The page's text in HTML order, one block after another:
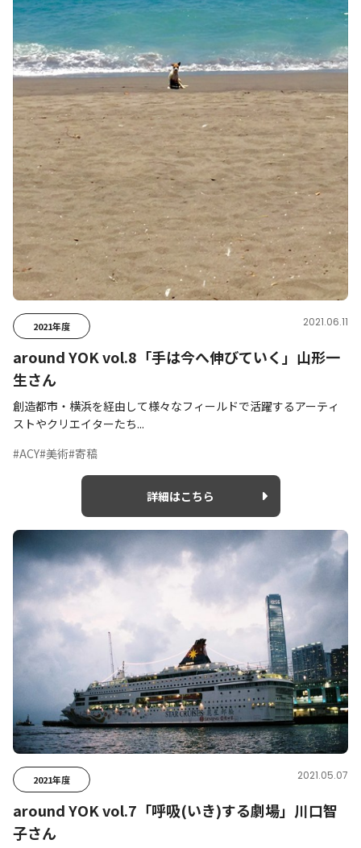
2021年度 2021.06.11
around YOK vol.8「手は今へ伸びていく」山形一
生さん
創造都市・横浜を経由して様々なフィールドで活躍するアーティ
ストやクリエイターたち...
#ACY#美術#寄稿
詳細はこちら
2021年度 2021.05.07
around YOK vol.7「呼吸(いき)する劇場」川口智
子さん